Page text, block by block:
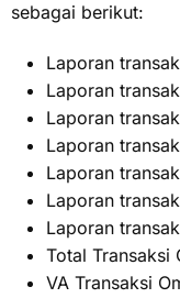
sebagai berikut:
Laporan
Laporan
Laporan
Laporan
Laporan
Laporan
Laporan
Total Transaksi
VA Transaksi